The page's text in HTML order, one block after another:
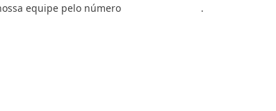
equipe pelo número .